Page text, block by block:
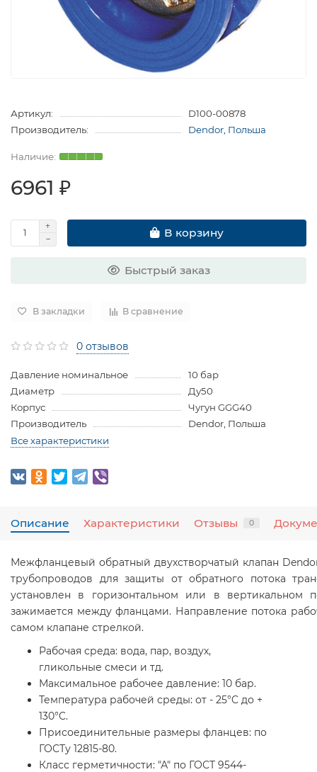
Артикул:
D100-00878
Производитель:
Dendor, Польша
6961 ₽
В корзину
Быстрый заказ
В закладки В сравнение
0 отзывов
Давление номинальное
10 бар
Диаметр
Ду50
Корпус
Чугун GGG40
Производитель
Dendor, Польша
Все характеристики
Описание Характеристики Отзывы 0
Межфланцевый обратный двухстворчатый клапан
трубопроводов для защиты от обратного потока
установлен в горизонтальном или в
зажимается между фланцами. Направление потока
самом клапане стрелкой.
Рабочая среда: вода, пар, воздух,
гликольные смеси и тд.
Максимальное рабочее давление: 10 бар.
Температура рабочей среды: от - 25°C до +
130°C.
Присоединительные размеры фланцев: по
ГОСТу 12815-80.
Класс герметичности: "А" по ГОСТ 9544-